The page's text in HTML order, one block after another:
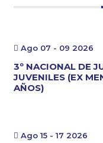
Ago 07 - 09 2026
3º NACIONAL DE
JUVENILES (EX
AÑOS)
Ago 15 - 17 2026